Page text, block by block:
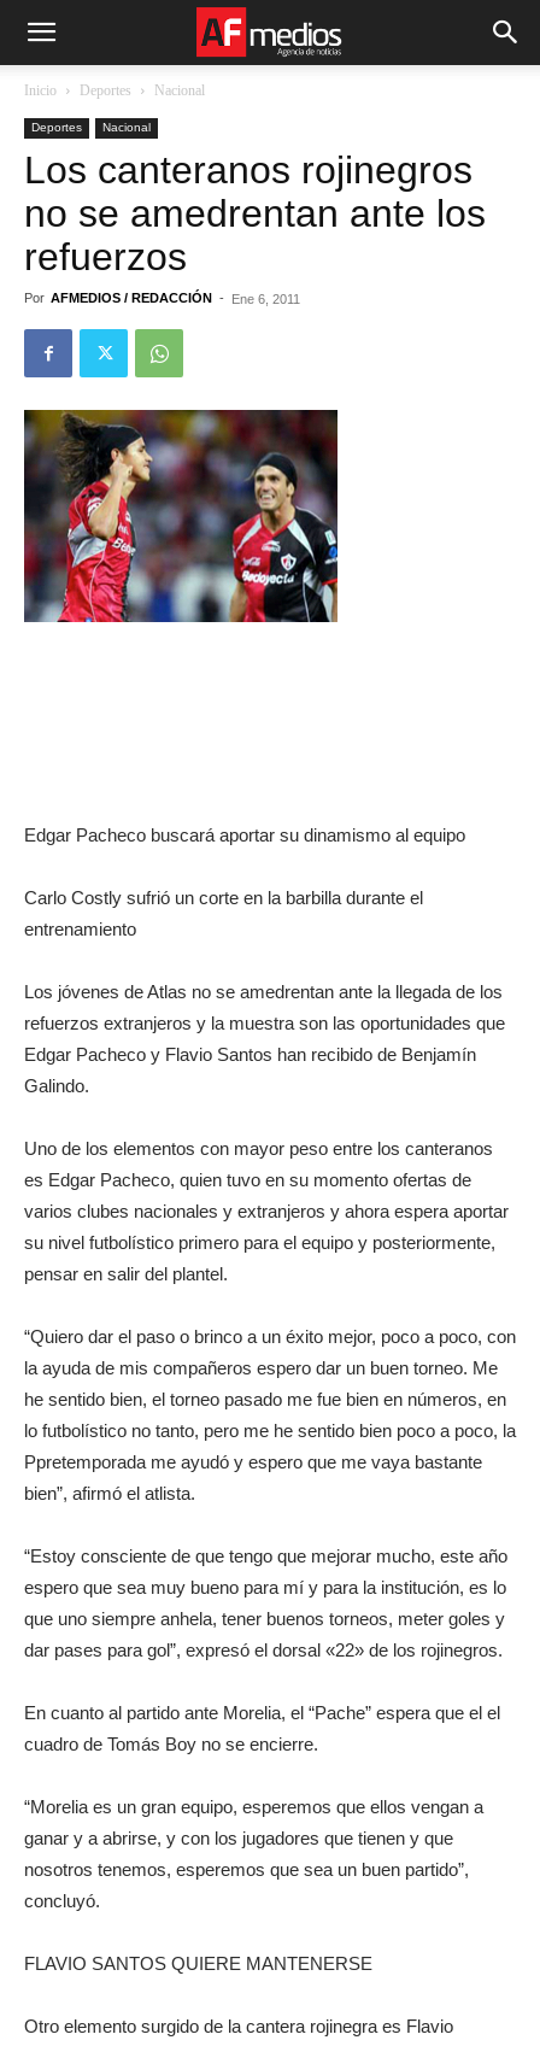
Inicio Deportes Nacional
Deportes Nacional
Los canteranos rojinegros
no se amedrentan ante los
refuerzos
Por AFMEDIOS / REDACCIÓN - Ene 6, 2011
Edgar Pacheco buscará aportar su dinamismo al equipo
Carlo Costly sufrió un corte en la barbilla durante el
entrenamiento
Los jóvenes de Atlas no se amedrentan ante la llegada de los
refuerzos extranjeros y la muestra son las oportunidades que
Edgar Pacheco y Flavio Santos han recibido de Benjamín
Galindo.
Uno de los elementos con mayor peso entre los canteranos
es Edgar Pacheco, quien tuvo en su momento ofertas de
varios clubes nacionales y extranjeros y ahora espera aportar
su nivel futbolístico primero para el equipo y posteriormente,
pensar en salir del plantel.
“Quiero dar el paso o brinco a un éxito mejor, poco a poco, con
la ayuda de mis compañeros espero dar un buen torneo. Me
he sentido bien, el torneo pasado me fue bien en números, en
lo futbolístico no tanto, pero me he sentido bien poco a poco, la
Ppretemporada me ayudó y espero que me vaya bastante
bien”, afirmó el atlista.
“Estoy consciente de que tengo que mejorar mucho, este año
espero que sea muy bueno para mí y para la institución, es lo
que uno siempre anhela, tener buenos torneos, meter goles y
dar pases para gol”, expresó el dorsal «22» de los rojinegros.
En cuanto al partido ante Morelia, el “Pache” espera que el el
cuadro de Tomás Boy no se encierre.
“Morelia es un gran equipo, esperemos que ellos vengan a
ganar y a abrirse, y con los jugadores que tienen y que
nosotros tenemos, esperemos que sea un buen partido”,
concluyó.
FLAVIO SANTOS QUIERE MANTENERSE
Otro elemento surgido de la cantera rojinegra es Flavio